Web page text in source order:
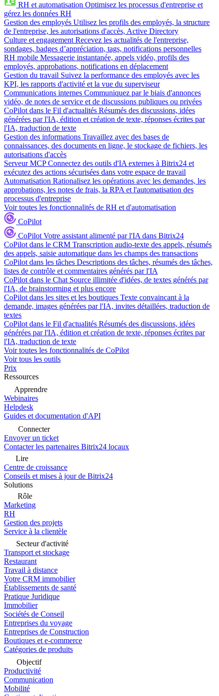
RH et automatisation Optimisez les processus d'entreprise et
gérez les données RH
Gestion des employés Utilisez les profils des employés, la structure
de l'entreprise, les autorisations d'accès, Active Directory
Culture et engagement Recevez les actualités de l'entreprise,
sondages, badges d’appréciation, tags, notifications personnelles
RH mobile Messagerie instantanée, appels vidéo, profils des
employés, approbations, notifications en déplacement
Gestion du travail Suivez la performance des employés avec les
KPI, les rapports d'activité et la vue du superviseur
Communications internes Communiquez par le biais d'annonces
vidéo, de notes de service et de discussions publiques ou privées
CoPilot dans le Fil d'actualités Résumés des discussions, idées
générées par l'IA, édition et création de texte, réponses écrites par
l'IA, traduction de texte
Gestion des informations Travaillez avec des bases de
connaissances, des documents en ligne, le stockage de fichiers, les
autorisations d'accès
Serveur MCP Connectez des outils d'IA externes à Bitrix24 et
exécutez des actions sécurisées dans votre espace de travail
Automatisation Rationalisez les opérations avec les demandes, les
approbations, les notes de frais, la RPA et l'automatisation des
processus d'entreprise
Voir toutes les fonctionnalités de RH et d'automatisation
CoPilot
CoPilot Votre assistant alimenté par l'IA dans Bitrix24
CoPilot dans le CRM Transcription audio-texte des appels, résumés
des appels, saisie automatique dans les champs des transactions
CoPilot dans les tâches Descriptions des tâches, résumés des tâches,
listes de contrôle et commentaires générés par l'IA
CoPilot dans le Chat Source illimitée d'idées, de textes générés par
l'IA, de brainstorming et plus encore
CoPilot dans les sites et les boutiques Texte convaincant à la
demande, images générées par l'IA, invites détaillées, traduction de
textes
CoPilot dans le Fil d'actualités Résumés des discussions, idées
générées par l'IA, édition et création de texte, réponses écrites par
l'IA, traduction de texte
Voir toutes les fonctionnalités de CoPilot
Voir tous les outils
Prix
Ressources
Apprendre
Webinaires
Helpdesk
Guides et documentation d'API
Connecter
Envoyer un ticket
Contacter les partenaires Bitrix24 locaux
Lire
Centre de croissance
Conseils et mises à jour de Bitrix24
Solutions
Rôle
Marketing
RH
Gestion des projets
Service à la clientèle
Secteur d'activité
Transport et stockage
Restaurant
Travail à distance
Votre CRM immobilier
Établissements de santé
Pratique Juridique
Immobilier
Sociétés de Conseil
Entreprises du voyage
Entreprises de Construction
Boutiques et e-commerce
Catégories de produits
Objectif
Productivité
Communication
Mobilité